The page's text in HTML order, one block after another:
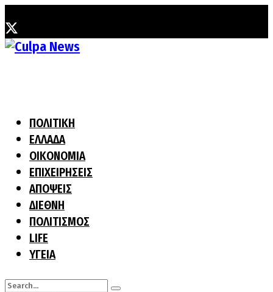
ΠΟΛΙΤΙΚΗ
ΕΛΛΑΔΑ
ΟΙΚΟΝΟΜΙΑ
ΕΠΙΧΕΙΡΗΣΕΙΣ
ΑΠΟΨΕΙΣ
ΔΙΕΘΝΗ
ΠΟΛΙΤΙΣΜΟΣ
LIFE
ΥΓΕΙΑ